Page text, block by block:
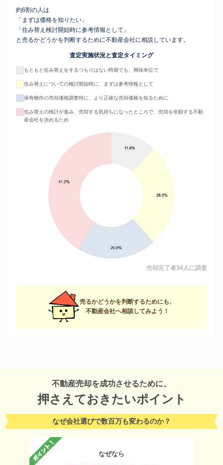
約6割の人は
「まずは価格を知りたい」
「住み替え検討開始時に参考情報として」
と売るかどうかを判断するために不動産会社に相談しています。
査定実施状況と査定タイミング
もともと住み替えをするつもりはない時期でも、興味本位で
住み替えについての検討開始時に、まずは参考情報として
保有物件の売却価格調査時に、より正確な売却価格を知るために
住み替えの検討が進み、売却する気持ちになったところで、売却を依頼する不動
産会社を決めるため
売却完了者34人に調査
売るかどうかを判断するためにも、
不動産会社へ相談してみよう！
不動産売却を成功させるために、
押さえておきたいポイント
なぜ会社選びで数百万も変わるのか？
なぜなら